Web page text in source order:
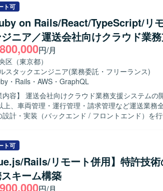
ト可
on Rails/React/TypeScript/リ
ニア／運送会社向けクラウド業
800,000円/月
区（東京都）
スタックエンジニア(業務委託・フリーランス)
・ Rails ・ AWS ・ GraphQL
内容】 運送会社向けクラウド業務支援システム
上、車両管理・運行管理・請求管理など運送業務
設計・実装（バックエンド / フロントエンド）を
3.2 / Rails 7.1 フロントエンド : React 18 /
ツール：Figma など データベース : Amazon RDS
GitHub コミュニケーション/タスク管理 : Slack,
ト可
Rails/リモート併用】特許技
キーム構築
900,000